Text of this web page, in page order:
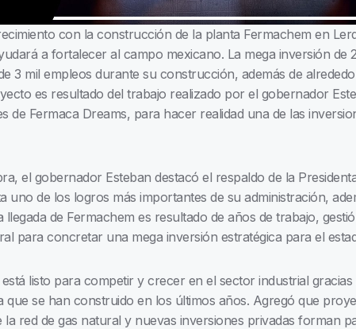
con la construcción de la planta Fermachem en
a fortalecer al campo mexicano. La mega inversión de
3 mil empleos durante su construcción, además de
es resultado del trabajo realizado por el gobernador
de Fermaca Dreams, para hacer realidad una de las
el gobernador Esteban destacó el respaldo de la
uno de los logros más importantes de su administración,
de Fermachem es resultado de años de trabajo,
para concretar una mega inversión estratégica para el
listo para competir y crecer en el sector industrial
que se han construido en los últimos años. Agregó que
red de gas natural y nuevas inversiones privadas forman